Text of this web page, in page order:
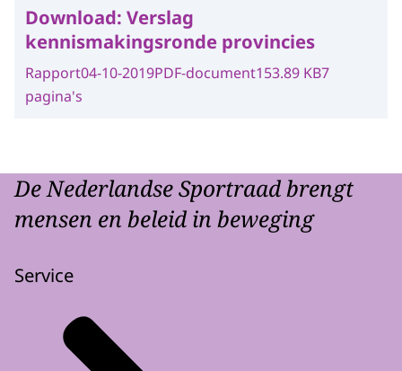
Download: Verslag
kennismakingsronde provincies
Rapport04-10-2019PDF-document153.89 KB7
pagina's
De Nederlandse Sportraad brengt
mensen en beleid in beweging
Service